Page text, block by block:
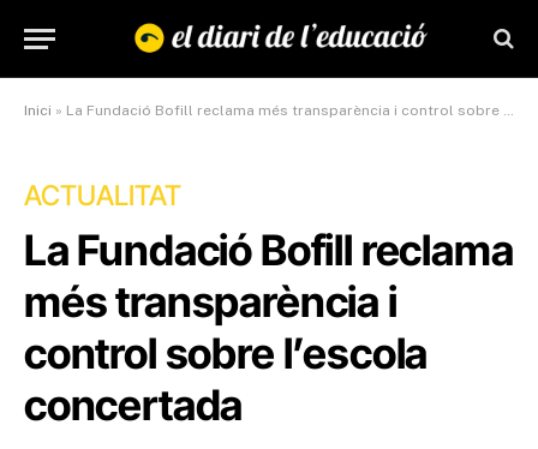
Inici » La Fundació Bofill reclama més transparència i control sobre l’escola concertada
ACTUALITAT
La Fundació Bofill reclama
més transparència i
control sobre l’escola
concertada